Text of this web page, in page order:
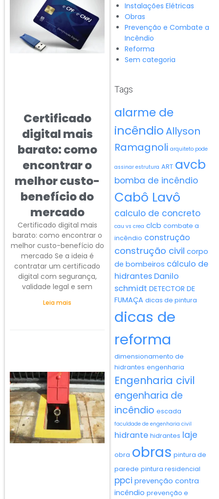
Certificado
digital mais
barato: como
encontrar o
melhor custo-
benefício do
mercado
Certificado digital mais
barato: como encontrar o
melhor custo-benefício do
mercado Se a ideia é
contratar um certificado
digital com segurança,
validade legal e sem
Leia mais
Instalações Elétricas
Obras
Prevenção e Combate a
Incêndio
Reforma
Sem categoria
Tags
alarme de
incêndioAllyson
Ramagnoli arquiteto pode
assinar estrutura ART avcb
bomba de incêndio
Cabô Lavô
calculo de concreto
cau vs crea clcb combate a
incêndio construção
construção civil corpo
de bombeiros cálculo de
hidrantes Danilo
schmidt DETECTOR DE
FUMAÇA dicas de pintura
dicas de
reforma
dimensionamento de
hidrantes engenharia
Engenharia civil
engenharia de
incêndio escada
faculdade de engenharia civil
hidrante hidrantes laje
obra obras pintura de
parede pintura residencial
ppci prevenção contra
incêndio prevenção e